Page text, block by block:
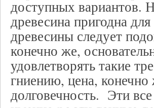
доступных вариантов.
древесина пригодна
древесины следует
конечно же,
удовлетворять такие
гниению, цена,
долговечность. Эти все